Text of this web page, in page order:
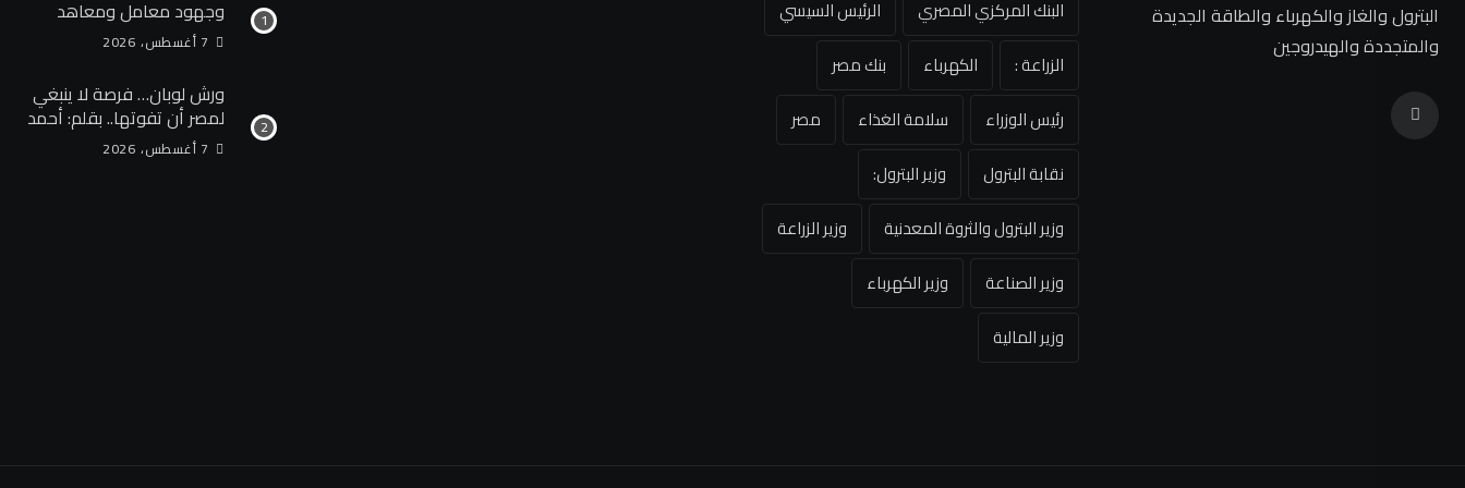
البترول والغاز والكهرباء والطاقة الجديدة
والمتجددة والهيدروجين
البنك المركزي المصري
الرئيس السيسي
الزراعة :
الكهرباء
بنك مصر
رئيس الوزراء
سلامة الغذاء
مصر
نقابة البترول
وزير البترول:
وزير البترول والثروة المعدنية
وزير الزراعة
وزير الصناعة
وزير الكهرباء
وزير المالية
وجهود معامل ومعاهد
“البحوث الزراعية” خلال
الأسبوع الأول من أغسطس
2026
7 أغسطس، 2026
ورش لوبان… فرصة لا ينبغي
لمصر أن تفوتها.. بقلم: أحمد
سلام
7 أغسطس، 2026